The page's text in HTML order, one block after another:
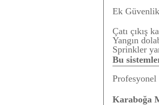
Ek
Çatı çıkış
Yangın
Sprinkler
Bu
Karaboğa